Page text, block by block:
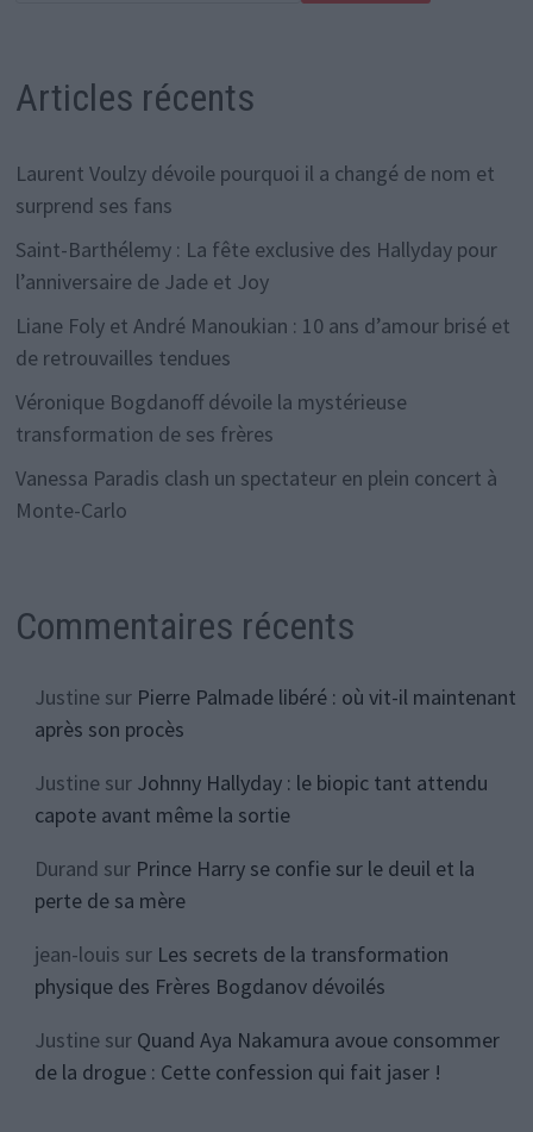
Articles récents
Laurent Voulzy dévoile pourquoi il a changé de nom et
surprend ses fans
Saint-Barthélemy : La fête exclusive des Hallyday pour
l’anniversaire de Jade et Joy
Liane Foly et André Manoukian : 10 ans d’amour brisé et
de retrouvailles tendues
Véronique Bogdanoff dévoile la mystérieuse
transformation de ses frères
Vanessa Paradis clash un spectateur en plein concert à
Monte-Carlo
Commentaires récents
Justinesur Pierre Palmade libéré : où vit-il maintenant
après son procès
Justinesur Johnny Hallyday : le biopic tant attendu
capote avant même la sortie
Durand sur Prince Harry se confie sur le deuil et la
perte de sa mère
jean-louis sur Les secrets de la transformation
physique des Frères Bogdanov dévoilés
Justinesur Quand Aya Nakamura avoue consommer
de la drogue : Cette confession qui fait jaser !